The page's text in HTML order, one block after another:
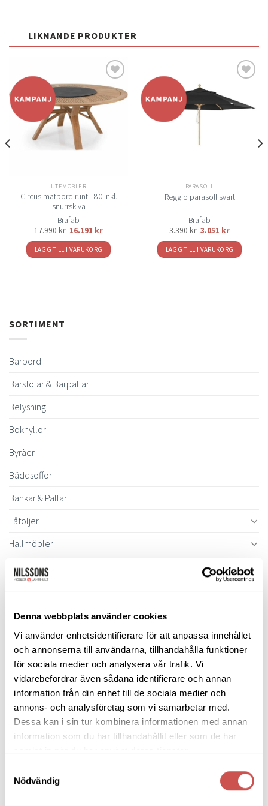
Denna webbplats använder cookies
Vi använder enhetsidentifierare för att anpassa innehållet
och annonserna till användarna, tillhandahålla funktioner
för sociala medier och analysera vår trafik. Vi
vidarebefordrar även sådana identifierare och annan
information från din enhet till de sociala medier och
annons- och analysföretag som vi samarbetar med.
Dessa kan i sin tur kombinera informationen med annan
information som du har tillhandahållit eller som de har
Nödvändig
LIKNANDE PRODUKTER
Lägg
önskelistan
UTEMÖBLER
Circus matbord runt 180 inkl.
snurrskiva
Brafab
17.990kr 16.191 kr
LÄGG TILL I VARUKORG
till i
PARASOLL
Reggio parasoll svart
Brafab
3.390kr 3.051 kr
LÄGG TILL I VARUKORG
SORTIMENT
Barbord
Barstolar & Barpallar
Belysning
Bokhyllor
Byråer
Bäddsoffor
Bänkar & Pallar
Fåtöljer
Hallmöbler
Inredning
Matbord & Köksbord
Matgrupper
Mattor
Möbelvård
Prissänkta utställningsmöbler